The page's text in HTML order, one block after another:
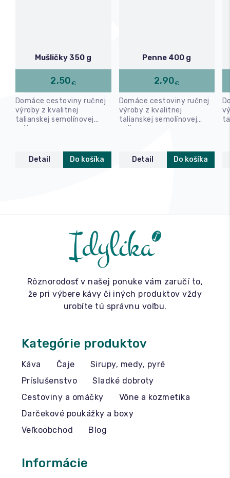
Mušličky 350 g
2,50€
Domáce cestoviny ručnej
výroby z kvalitnej
talianskej semolínovej
múky.
Detail Do košíka
Penne 400 g
2,90€
Domáce cestoviny ručnej
výroby z kvalitnej
talianskej semolínovej
múky.
Detail Do košíka
Rôznorodosť v našej ponuke vám zaručí to,
že pri výbere kávy či iných produktov vždy
urobíte tú správnu voľbu.
Kategórie produktov
Káva Čaje
Sirupy, medy, pyré
Príslušenstvo
Sladké dobroty
Cestoviny a omáčky
Vône a kozmetika
Darčekové poukážky a boxy
Veľkoobchod
Blog
Informácie